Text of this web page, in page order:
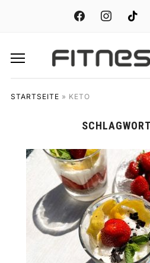
facebook instagramtiktok
STARTSEITE » KETO